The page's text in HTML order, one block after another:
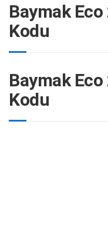
Baymak Eco
Kodu
Baymak Eco
Kodu